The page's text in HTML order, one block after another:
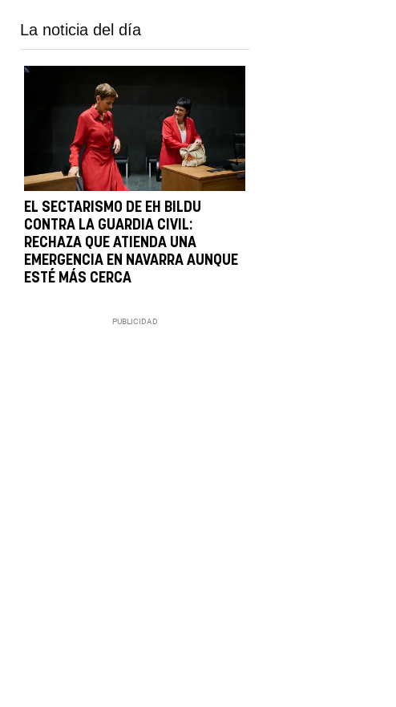
La noticia del día
EL SECTARISMO DE EH BILDU
CONTRA LA GUARDIA CIVIL:
RECHAZA QUE ATIENDA UNA
EMERGENCIA EN NAVARRA AUNQUE
ESTÉ MÁS CERCA